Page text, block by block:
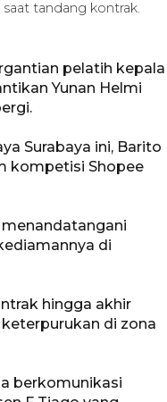
tandang kontrak.
pelatih kepala
Yunan Helmi
Surabaya ini, Barito
kompetisi Shopee
di
hingga akhir
di zona
berkomunikasi